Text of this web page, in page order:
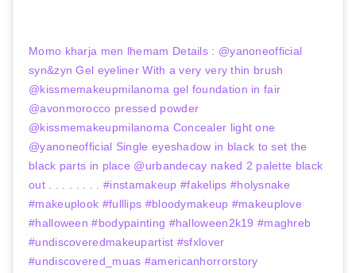
Momo kharja men lhemam Details : @yanoneofficial
syn&zyn Gel eyeliner With a very very thin brush
@kissmemakeupmilanoma gel foundation in fair
@avonmorocco pressed powder
@kissmemakeupmilanoma Concealer light one
@yanoneofficial Single eyeshadow in black to set the
black parts in place @urbandecay naked 2 palette black
out . . . . . . . . #instamakeup #fakelips #holysnake
#makeuplook #fulllips #bloodymakeup #makeuplove
#halloween #bodypainting #halloween2k19 #maghreb
#undiscoveredmakeupartist #sfxlover
#undiscovered_muas #americanhorrorstory